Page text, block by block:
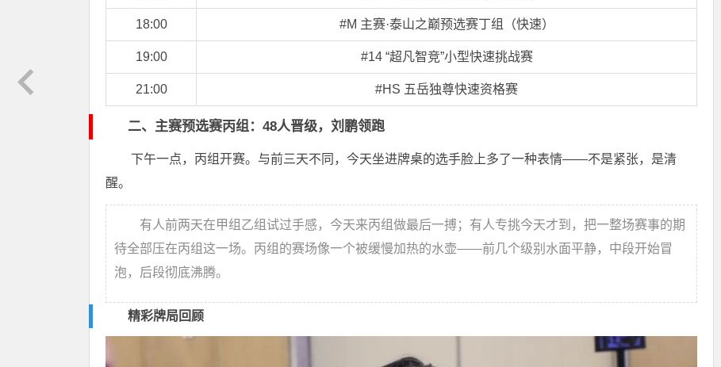
18:00 #M 主赛·泰山之巅预选赛丁组（快速）
19:00 #14 “超凡智竞”小型快速挑战赛
21:00 #HS 五岳独尊快速资格赛
二、主赛预选赛丙组：48人晋级，刘鹏领跑
下午一点，丙组开赛。与前三天不同，今天坐进牌桌的选手脸上多了一种表情——不是紧张，是清
醒。
有人前两天在甲组乙组试过手感，今天来丙组做最后一搏；有人专挑今天才到，把一整场赛事的期
待全部压在丙组这一场。丙组的赛场像一个被缓慢加热的水壶——前几个级别水面平静，中段开始冒
泡，后段彻底沸腾。
精彩牌局回顾